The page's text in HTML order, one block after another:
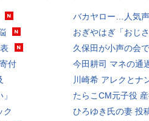
付
ク
バカヤロー…人気
おぎやはぎ「おじ
久保田が小声の会
今田耕司 マネの通
川崎希 アレクとナ
たらこCM元子役
ひろゆき氏の妻 投